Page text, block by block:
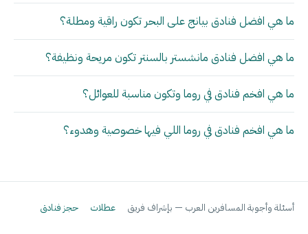
ما هي افضل فنادق بيانج على البحر تكون راقية ومطلة؟
ما هي افضل فنادق مانشستر بالسنتر تكون مريحة ونظيفة؟
ما هي افخم فنادق في روما وتكون مناسبة للعوائل؟
ما هي افخم فنادق في روما اللي فيها خصوصية وهدوء؟
أسئلة وأجوبة المسافرين العرب — بإشراف فريق عطلات حجز فنادق